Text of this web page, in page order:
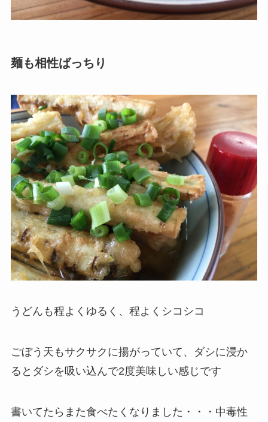
麺も相性ばっちり
うどんも程よくゆるく、程よくシコシコ
ごぼう天もサクサクに揚がっていて、ダシに浸か
るとダシを吸い込んで2度美味しい感じです
書いてたらまた食べたくなりました・・・中毒性